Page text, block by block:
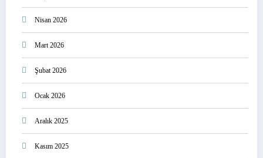
Nisan 2026
Mart 2026
Şubat 2026
Ocak 2026
Aralık 2025
Kasım 2025